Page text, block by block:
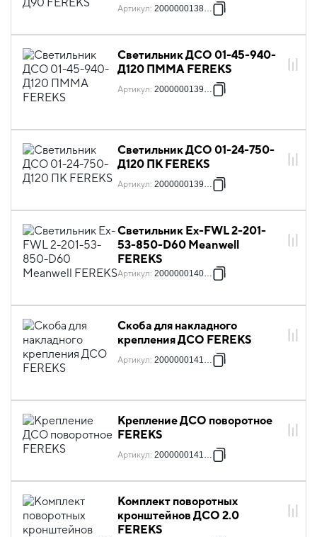
Артикул: 2000000138640
Светильник ДСО 01-45-940-
Д120 ПММА FEREKS
Артикул: 2000000139869
Светильник ДСО 01-24-750-
Д120 ПК FEREKS
Артикул: 2000000139913
Светильник Ex-FWL 2-201-
53-850-D60 Meanwell
FEREKS
Артикул: 2000000140568
Скоба для накладного
крепления ДСО FEREKS
Артикул: 2000000141190
Крепление ДСО поворотное
FEREKS
Артикул: 2000000141206
Комплект поворотных
кронштейнов ДСО 2.0
FEREKS